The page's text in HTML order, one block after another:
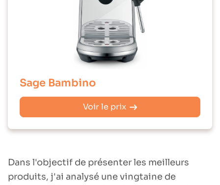
Sage Bambino
Voir le prix
Dans l'objectif de présenter les meilleurs
produits, j'ai analysé une vingtaine de